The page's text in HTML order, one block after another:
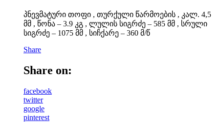
პნევმატური თოფი , თურქული წარმოების , კალ. 4,5
მმ , წონა – 3.9 კგ , ლულის სიგრძე – 585 მმ , სრული
სიგრძე – 1075 მმ , სიჩქარე – 360 მ/წ
Share
Share on:
facebook
twitter
google
pinterest